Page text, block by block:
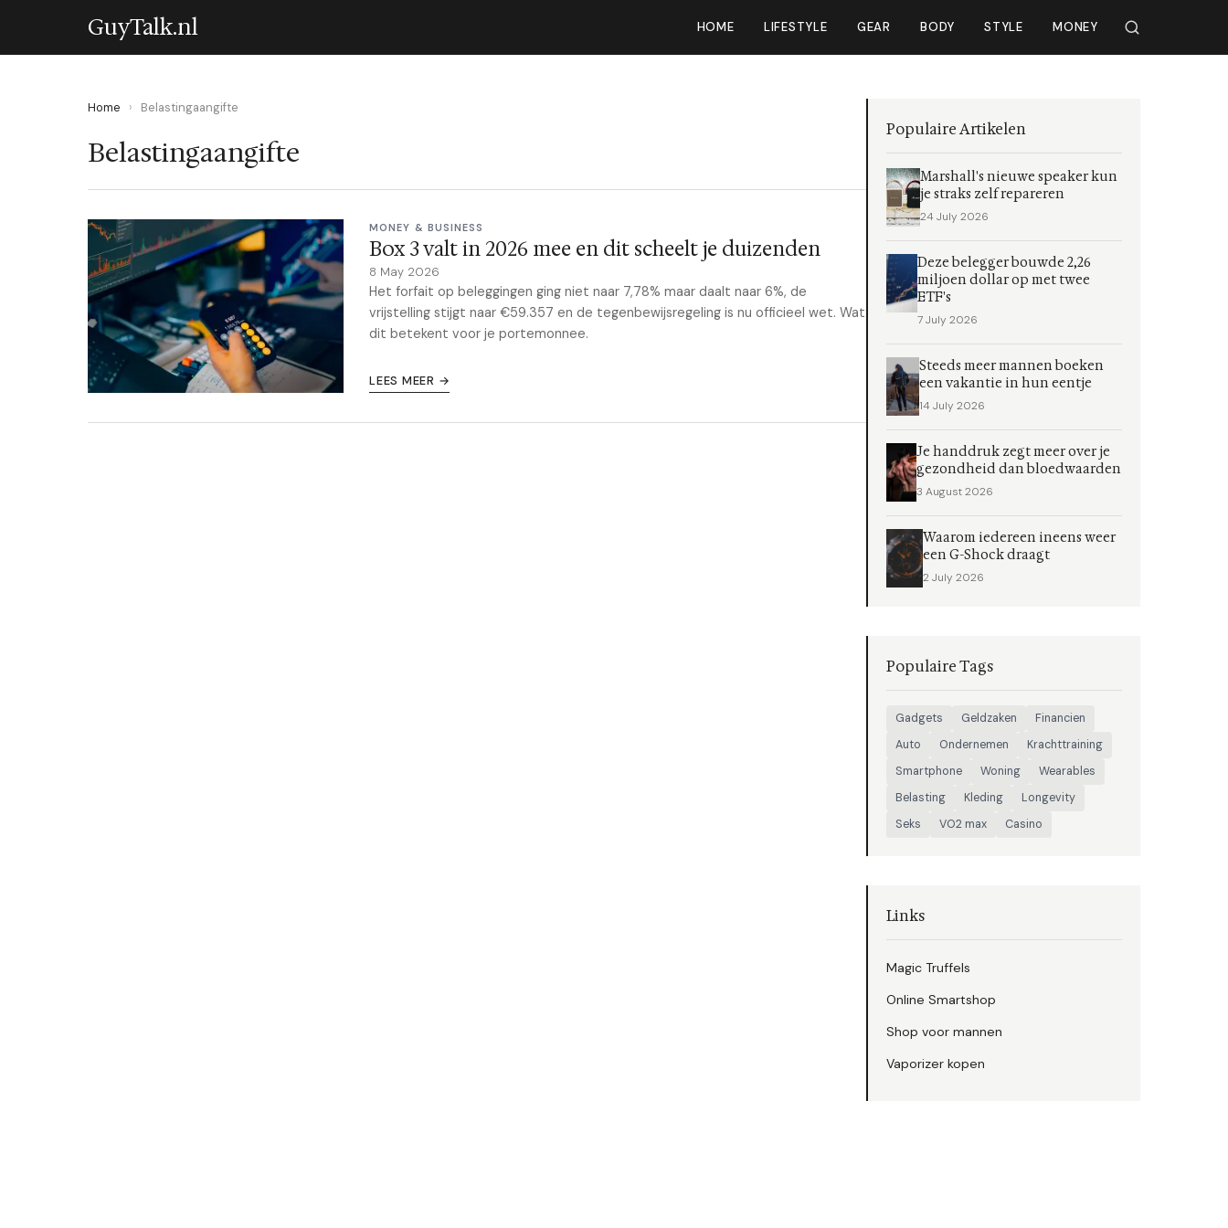
GuyTalk.nl HOME LIFESTYLE GEAR BODY STYLE MONEY
Home › Belastingaangifte
Belastingaangifte
MONEY & BUSINESS
Box 3 valt in 2026 mee en dit scheelt je duizenden
8 May 2026
Het forfait op beleggingen ging niet naar 7,78% maar daalt naar 6%, de
vrijstelling stijgt naar €59.357 en de tegenbewijsregeling is nu officieel wet. Wat
dit betekent voor je portemonnee.
LEES MEER →
Populaire Artikelen
Marshall's nieuwe speaker kun
je straks zelf repareren
24 July 2026
Deze belegger bouwde 2,26
miljoen dollar op met twee
ETF's
7 July 2026
Steeds meer mannen boeken
een vakantie in hun eentje
14 July 2026
Je handdruk zegt meer over je
gezondheid dan bloedwaarden
3 August 2026
Waarom iedereen ineens weer
een G-Shock draagt
2 July 2026
Populaire Tags
Gadgets Geldzaken
Financien
Auto
Ondernemen
Krachttraining
Smartphone
Woning
Wearables
Belasting
Kleding
Longevity
Seks
VO2 max Casino
Links
Magic Truffels
Online Smartshop
Shop voor mannen
Vaporizer kopen